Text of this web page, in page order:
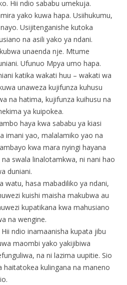
Hii ndio sababu umekuja.
yako kuwa hapa. Usiihukumu,
Usijitenganishe kutoka
na asili yako ya ndani.
unaenda nje. Mtume
Ufunuo Mpya umo hapa.
katika wakati huu – wakati wa
unaweza kujifunza kuhusu
na hatima, kujifunza kuihusu na
ya kuipokea.
haya kwa sababu ya kiasi
imani yao, malalamiko yao na
kwa mara nyingi hayana
swala linalotamkwa, ni nani hao
duniani.
watu, hasa mabadiliko ya ndani,
kuishi maisha makubwa au
kupatikana kwa mahusiano
na wengine.
ndio inamaanisha kupata jibu
maombi yako yakijibiwa
na ni lazima uupitie. Sio
haitatokea kulingana na maneno